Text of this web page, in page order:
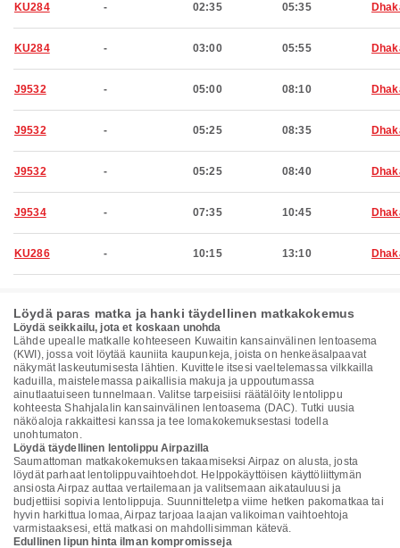
KU284 - 02:35 05:35
KU284 - 03:00 05:55
J9532 - 05:00 08:10
J9532 - 05:25 08:35
J9532 - 05:25 08:40
J9534 - 07:35 10:45
KU286 - 10:15 13:10
Löydä paras matka ja hanki täydellinen matkakokemus
Löydä seikkailu, jota et koskaan unohda
Lähde upealle matkalle kohteeseen Kuwaitin kansainvälinen lentoasema
(KWI), jossa voit löytää kauniita kaupunkeja, joista on henkeäsalpaavat
näkymät laskeutumisesta lähtien. Kuvittele itsesi vaeltelemassa vilkkailla
kaduilla, maistelemassa paikallisia makuja ja uppoutumassa
ainutlaatuiseen tunnelmaan. Valitse tarpeisiisi räätälöity lentolippu
kohteesta Shahjalalin kansainvälinen lentoasema (DAC). Tutki uusia
näköaloja rakkaittesi kanssa ja tee lomakokemuksestasi todella
unohtumaton.
Löydä täydellinen lentolippu Airpazilla
Saumattoman matkakokemuksen takaamiseksi Airpaz on alusta, josta
löydät parhaat lentolippuvaihtoehdot. Helppokäyttöisen käyttöliittymän
ansiosta Airpaz auttaa vertailemaan ja valitsemaan aikatauluusi ja
budjettiisi sopivia lentolippuja. Suunnitteletpa viime hetken pakomatkaa tai
hyvin harkittua lomaa, Airpaz tarjoaa laajan valikoiman vaihtoehtoja
varmistaaksesi, että matkasi on mahdollisimman kätevä.
Edullinen lipun hinta ilman kompromisseja